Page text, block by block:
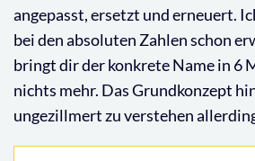
angepasst, ersetzt und erneuert.
bei den absoluten Zahlen schon
bringt dir der konkrete Name in 6
nichts mehr. Das Grundkonzept
ungezillmert zu verstehen